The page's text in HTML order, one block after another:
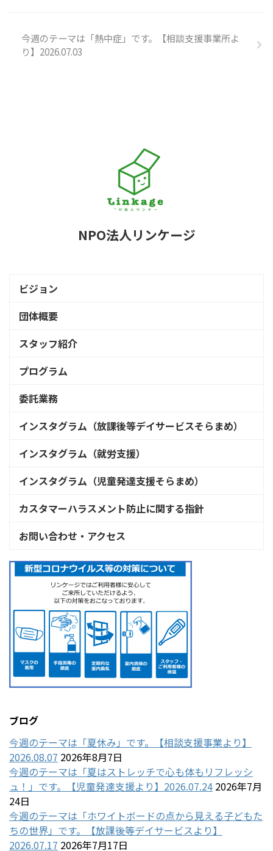
今週のテーマは「熱中症」です。【相談支援事業所よ
り】2026.07.03
NPO法人リンケージ
ビジョン
団体概要
スタッフ紹介
プログラム
委託業務
インスタグラム（放課後等デイサービスそらまめ）
インスタグラム（就労支援）
インスタグラム（児童発達支援そらまめ）
カスタマーハラスメント防止に関する指針
お問い合わせ・アクセス
ブログ
今週のテーマは「夏休み」です。【相談支援事業より】
2026.08.07 2026年8月7日
今週のテーマは「夏はストレッチで心も体もリフレッシ
ュ！」です。【児童発達支援より】2026.07.24 2026年7月
24日
今週のテーマは「ホワイトボードの点から見える子どもた
ちの世界」です。【放課後等デイサービスより】
2026.07.17 2026年7月17日